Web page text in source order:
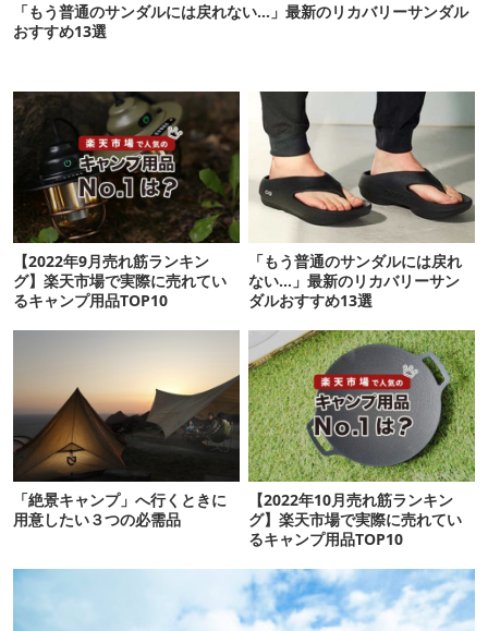
「もう普通のサンダルには戻れない…」最新のリカバリーサンダル
おすすめ13選
【2022年9月売れ筋ランキン
グ】楽天市場で実際に売れてい
るキャンプ用品TOP10
「もう普通のサンダルには戻れ
ない…」最新のリカバリーサン
ダルおすすめ13選
「絶景キャンプ」へ行くときに
用意したい３つの必需品
【2022年10月売れ筋ランキン
グ】楽天市場で実際に売れてい
るキャンプ用品TOP10